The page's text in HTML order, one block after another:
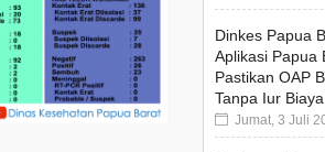
Dinkes Papua
Aplikasi Papua
Pastikan OAP
Tanpa Iur Biaya
Jumat, 3 Juli